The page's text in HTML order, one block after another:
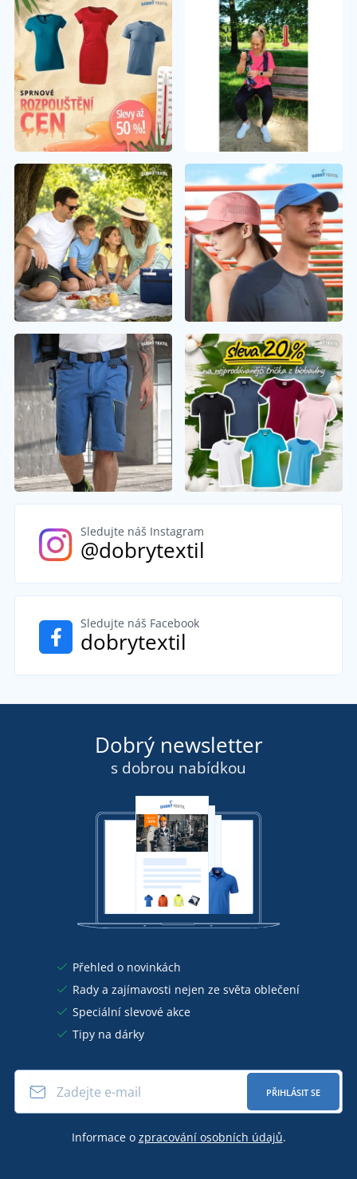
Sledujte náš Instagram
@dobrytextil
Sledujte náš Facebook
dobrytextil
Dobrý newsletter
s dobrou nabídkou
Přehled o novinkách
Rady a zajímavosti nejen ze světa oblečení
Speciální slevové akce
Tipy na dárky
PŘIHLÁSIT SE
Informace o zpracování osobních údajů.